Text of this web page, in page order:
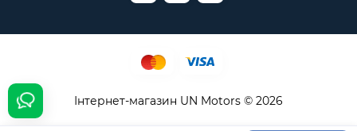
Інтернет-магазин UN Motors © 2026